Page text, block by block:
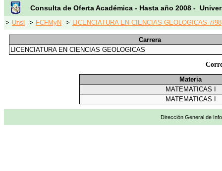
Consulta de Oferta Académica - Hasta año 2008 -
> Unsl > FCFMyN > LICENCIATURA EN CIENCIAS GEOLOGICAS-7/98
Carrera
LICENCIATURA EN CIENCIAS GEOLOGICAS
Materia
MATEMATICAS I
MATEMATICAS I
Dirección General de